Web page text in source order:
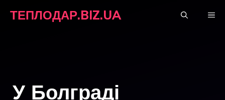
ТЕПЛОДАР.BIZ.UA
У Болграді